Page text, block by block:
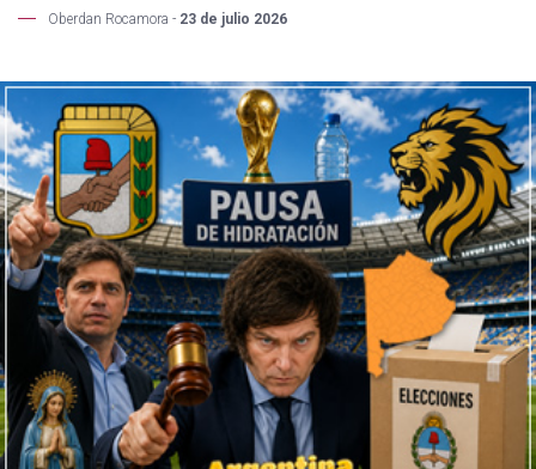
Oberdan Rocamora - 23 de julio 2026